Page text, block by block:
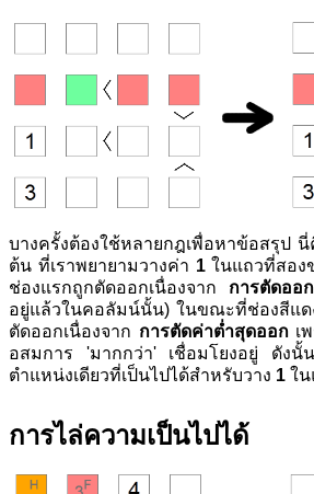
บางครั้งต้องใช้หลายกฎเพื่อหาข้อสรุป
ต้น ที่เราพยายามวางค่า 1ในแถวที่สอง
ช่องแรกถูกตัดออกเนื่องจาก การตัดออ
อยู่แล้วในคอลัมน์นั้น) ในขณะที่ช่องสีแด
ตัดออกเนื่องจาก การตัดค่าต่ำสุดออกเพ
อสมการ 'มากกว่า' เชื่อมโยงอยู่ ดังนั้น
ตำแหน่งเดียวที่เป็นไปได้สำหรับวาง 1 ใ
การไล่ความเป็นไปได้